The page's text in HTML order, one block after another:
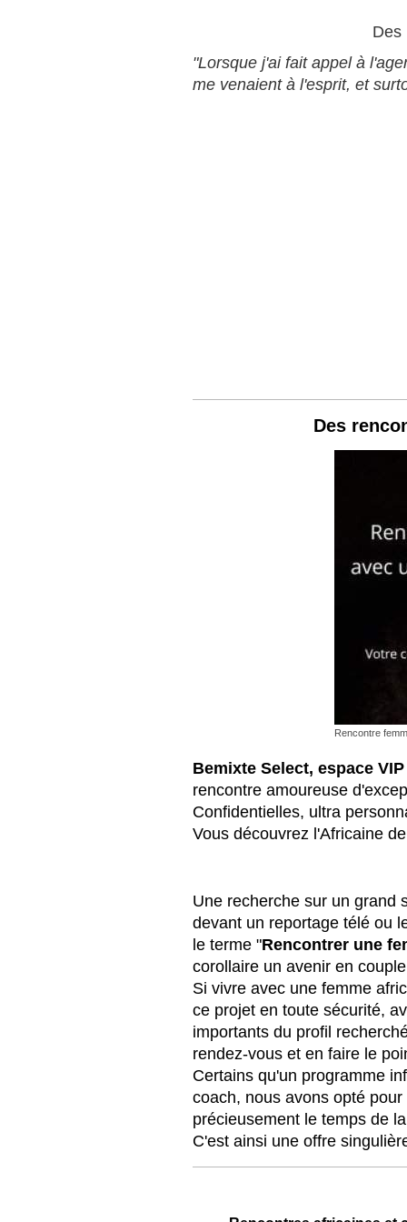
Des
"Lorsque j'ai fait appel à
me venaient à l'esprit, et
Des
Rencontre
Bemixte Select, espace
rencontre amoureuse
Confidentielles, ultra
Vous découvrez l'Africaine
Une recherche sur un grand
devant un reportage télé ou
le terme "Rencontrer une
corollaire un avenir en
Si vivre avec une femme
ce projet en toute sécurité,
importants du profil
rendez-vous et en faire le
Certains qu'un programme
coach, nous avons opté
précieusement le temps de
C'est ainsi une offre